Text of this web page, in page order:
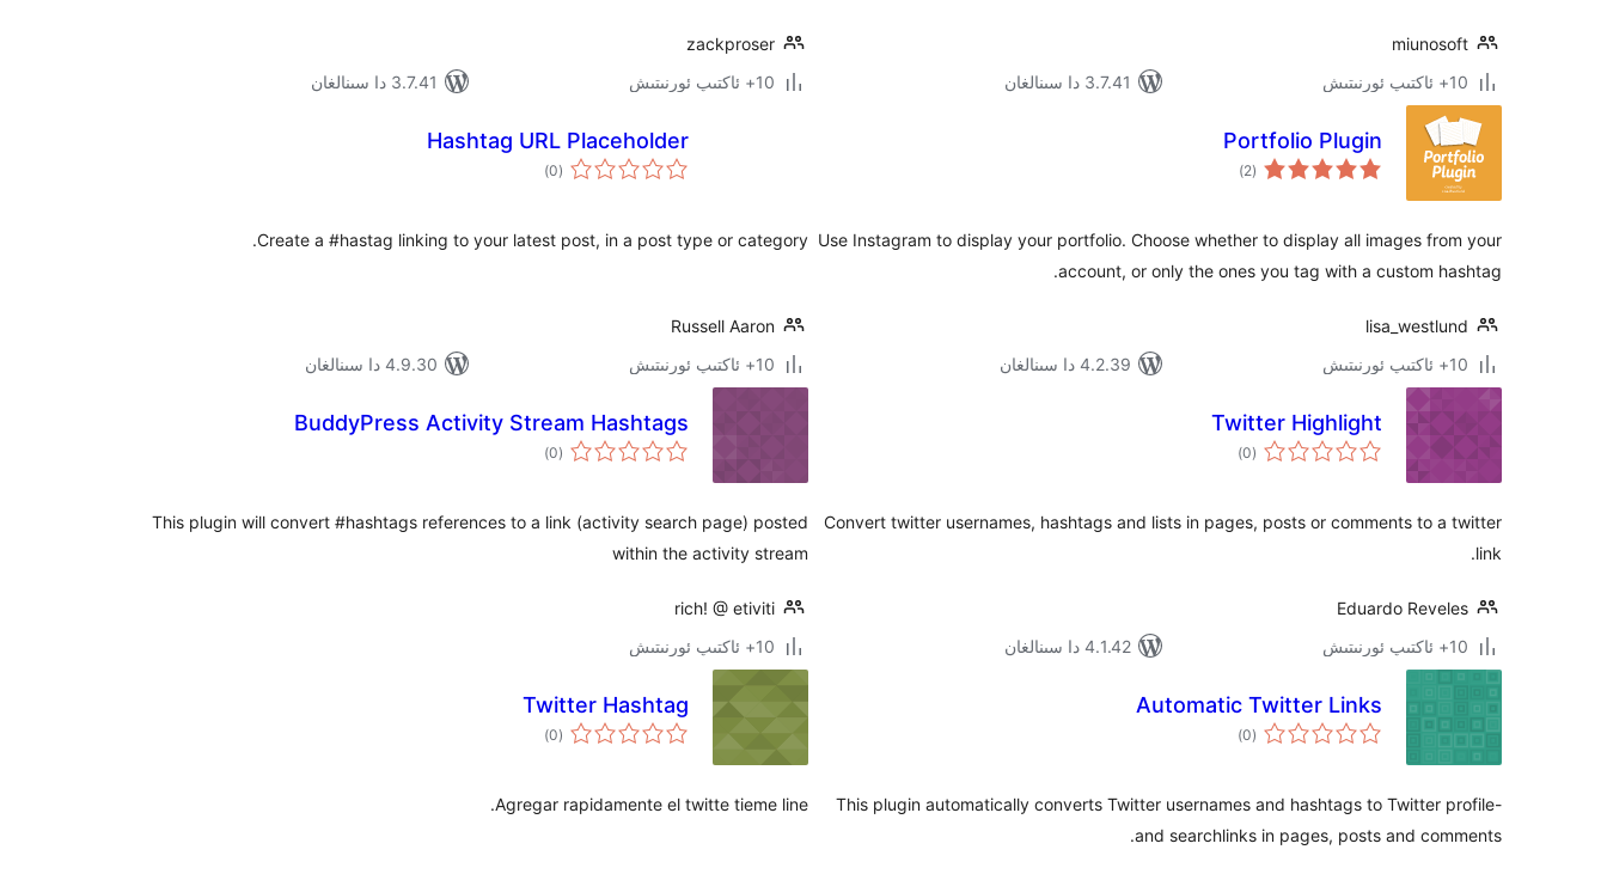
miunosoft
10+ ئاكتىپ ئورنىتىش
3.7.41 دا سىنالغان
zackproser
10+ ئاكتىپ ئورنىتىش
3.7.41 دا سىنالغان
Portfolio Plugin
(2 ئومۇمىي
دەرىجە)
Use Instagram to display your portfolio. Choose whether to display all images from your
account, or only the ones you tag with a custom hashtag.
lisa_westlund
10+ ئاكتىپ ئورنىتىش
4.2.39 دا سىنالغان
Hashtag URL Placeholder
(0 ئومۇمىي
دەرىجە
)
Create a #hastag linking to your latest post, in a post type or category.
Russell Aaron
10+ ئاكتىپ ئورنىتىش
4.9.30 دا سىنالغان
Twitter Highlight
(0 ئومۇمىي
دەرىجە
)
Convert twitter usernames, hashtags and lists in pages, posts or comments to a twitter
link.
Eduardo Reveles
10+ ئاكتىپ ئورنىتىش
4.1.42 دا سىنالغان
BuddyPress Activity Stream Hashtags
(0 ئومۇمىي
دەرىجە
)
This plugin will convert #hashtags references to a link (activity search page) posted
within the activity stream
rich! @ etiviti
10+ ئاكتىپ ئورنىتىش
Automatic Twitter Links
(0 ئومۇمىي
دەرىجە
)
This plugin automatically converts Twitter usernames and hashtags to Twitter profile-
and searchlinks in pages, posts and comments.
Twitter Hashtag
(0 ئومۇمىي
دەرىجە
)
Agregar rapidamente el twitte tieme line.